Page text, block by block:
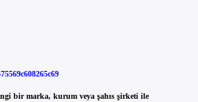
bir marka, kurum veya şahıs şirketi ile